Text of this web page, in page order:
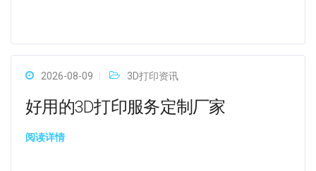
2026-08-09 3D打印资讯
好用的3D打印服务定制厂家
阅读详情